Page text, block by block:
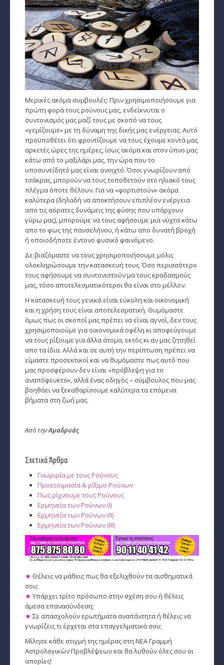
Μερικές ακόμα συμβουλές: Πριν χρησιμοποιήσουμε για
πρώτη φορά τους ρούνους μας, ενδείκνυται ο
συντονισμός μας μαζί τους με σκοπό να τους
«γεμίζουμε» με τη δύναμη της δικής μας ενέργειας. Αυτό
προϋποθέτει ότι φροντίζουμε να τους έχουμε κοντά μας
αρκετές ώρες της ημέρες, ίσως ακόμα και στον ύπνο μας
κάτω από το μαξιλάρι μας, την ώρα που το
υποσυνείδητό μας είναι ανοιχτό. Όσοι γνωρίζουν από
τσάκρας, μπορούν να τους τοποθετούν στο ηλιακό τους
πλέγμα όποτε θέλουν. Για να «φορτιστούν» ακόμα
καλύτερα (δηλαδή να αποκτήσουν επιπλέον ενέργεια
απο τις αόρατες δυνάμεις της φύσης που υπάρχουν
γύρω μας), μπορούμε να τους αφήσουμε μια νύχτα κάτω
απο το φως της πανσελήνου, ή κάτω απο δυνατή βροχή
ή οποιοδήποτε έντονο φυσικό φαινόμενο.
Δε βιαζόμαστε να τους χρησιμοποιήσουμε μόλις
ολοκληρώσουμε την κατασκευή τους. Όσο περισσότερο
τους αφήσουμε να συντονιστούν μα τους κραδασμούς
μας, τόσο αποτελεσματικότεροι θα είναι στο μέλλον.
Η κατασκευή τους γενικά είναι εύκολη και οικονομική
και η χρήση τους είναι αποτελεσματική. Θυμόμαστε
όμως πως οι σκοποί μας πρέπει να είναι αγνοί, δεν τους
χρησιμοποιούμε για οικονομικά οφέλη κι αποφεύγουμε
να τους ρίξουμε για άλλα άτομα, εκτός κι αν μας ζητηθεί
απο τα ίδια. Αλλά και σε αυτή την περίπτωση πρέπει να
είμαστε προσεκτικοί και να θυμόμαστε πως αυτό που
μας προσφέρουν δεν είναι «πρόβλεψη για το
αναπόφευκτο», αλλά ένας οδηγός – σύμβουλος που μας
βοηθάει να ξεκαθαρίσουμε καλύτερα τα επόμενα
βήματα στη ζωή μας.
Από τηνΑμαδρυάς
Σχετικά Άρθρα
Γνωριμία με τους Ρούνους
Προετοιμασία & ρίξιμο Ρούνων
Πως ρίχνουμε τους Ρούνους
Ερμηνεία των Ρούνων (I)
Ερμηνεία των Ρούνων (II)
Ερμηνεία των Ρούνων (III)
★ Θέλεις να μάθεις πως θα εξελιχθούν τα αισθηματικά
σου;
★ Υπάρχει τρίτο πρόσωπο στην σχέση σου ή θέλεις
άμεσα επανασύνδεση;
★ Σε απασχολούν ερωτήματα αναπάντητα ή θέλεις να
γνωρίζεις τι έρχεται στα επαγγελματικά σου;
Μίλησε κάθε στιγμή της ημέρας στη ΝΕΑ Γραμμή
Αστρολογικών Προβλέψεων και θα λυθούν όλες σου οι
απορίες!